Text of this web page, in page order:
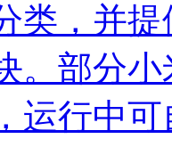
类，并
。部分
运行中